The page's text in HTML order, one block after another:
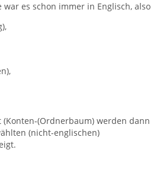
war es schon immer in Englisch, also
(Konten-(Ordnerbaum) werden dann
(nicht-englischen)